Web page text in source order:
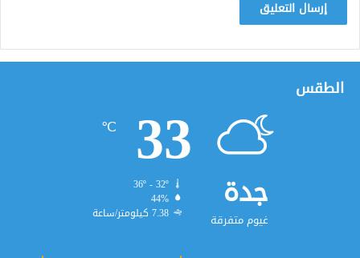
الطقس
جدة
غيوم متفرقة
33
℃
36º - 32º
44%
7.38 كيلومتر/ساعة